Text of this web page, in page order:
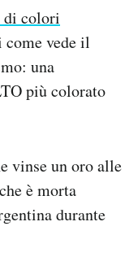
di colori
vede il
una
più colorato
vinse un oro alle
è morta
durante